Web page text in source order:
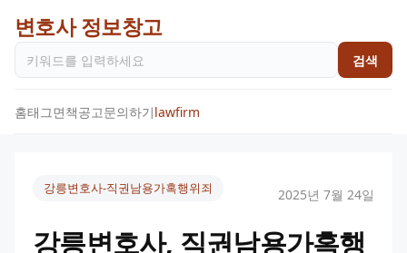
변호사 정보창고
검색
홈태그면책공고문의하기lawfirm
강릉변호사-직권남용가혹행위죄 2025년 7월 24일
강릉변호사, 직권남용가혹행